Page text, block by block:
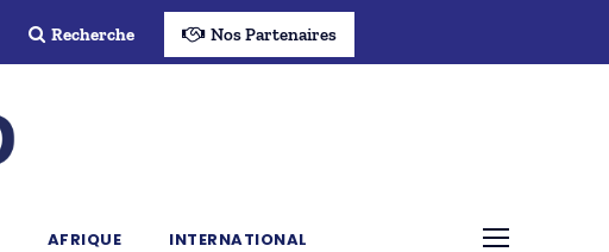
Recherche Nos Partenaires
AFRIQUE INTERNATIONAL